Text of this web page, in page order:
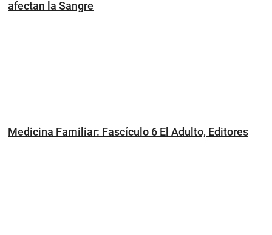
afectan la Sangre
Medicina Familiar: Fascículo 6 El Adulto, Editores